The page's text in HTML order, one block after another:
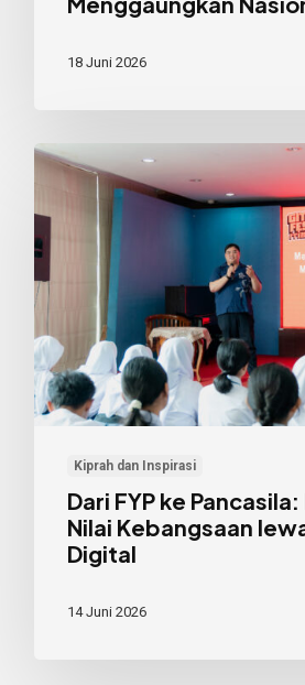
18 Juni 2026
Kiprah dan Inspirasi
Dari
ke
Pancasila:
Merawat
Nilai
Kebangsaan
lewat
Konten
Dari FYP ke
Nilai Kebangsaan
Digital
14 Juni 2026